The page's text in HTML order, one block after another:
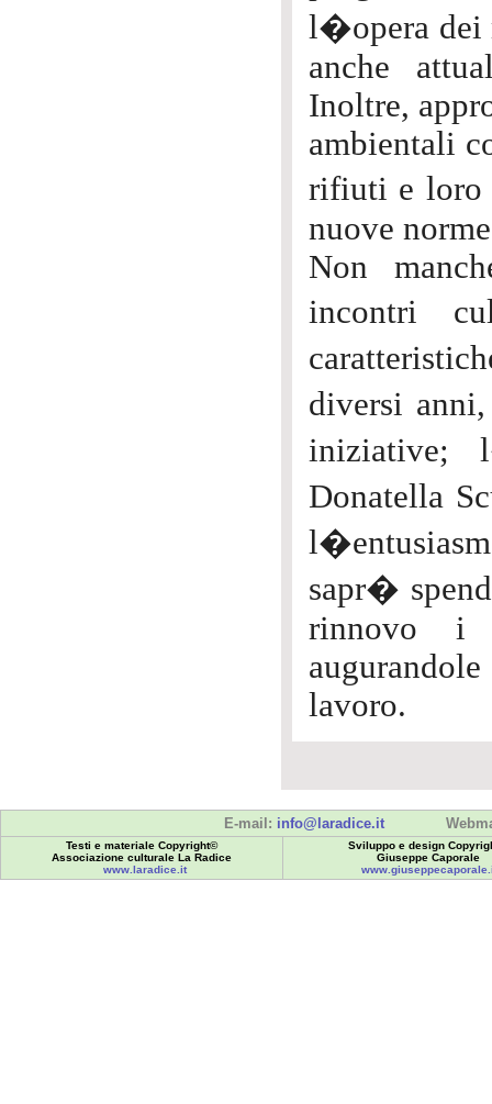
l�opera dei
anche
Inoltre,
ambientali
rifiuti e loro
nuove
Non
incontri
diversi
iniziative;
Donatella
sapr�
rinnovo i
lavoro.
E-mail: info@laradice.it
Testi e materiale Copyright©
Associazione culturale La Radice
www.laradice.it
Sviluppo e design
Giuseppe Caporale